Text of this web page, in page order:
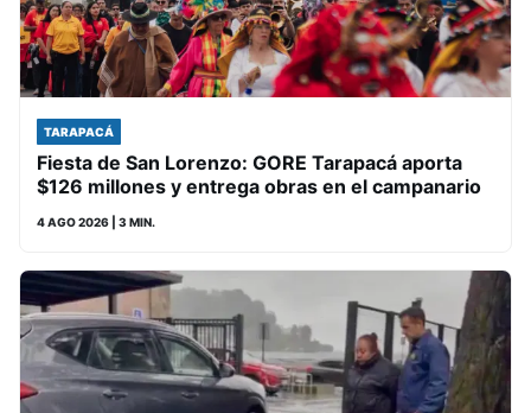
TARAPACÁ
Fiesta de San Lorenzo: GORE Tarapacá aporta
$126 millones y entrega obras en el campanario
4 AGO 2026 | 3 MIN.